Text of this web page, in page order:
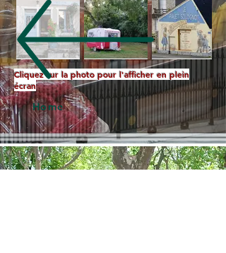
Cliquez sur la photo pour l'afficher en plein
écran
Home